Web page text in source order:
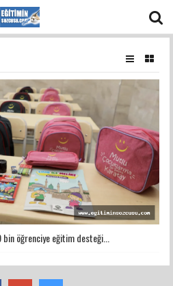
öğrenciye eğitim desteği...